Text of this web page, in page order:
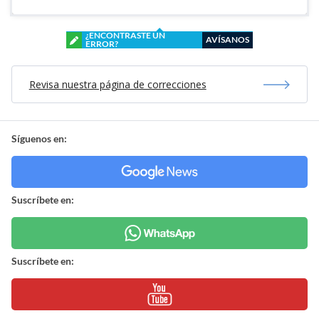
¿ENCONTRASTE UN
ERROR?
AVÍSANOS
Revisa nuestra página de correcciones
Síguenos en:
Suscríbete en:
Suscríbete en: